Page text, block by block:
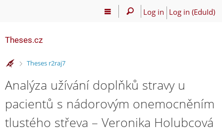
Log in Log in (EduId)
Theses.cz
>
Theses r2raj7
Analýza užívání doplňků stravy u
pacientů s nádorovým onemocněním
tlustého střeva – Veronika Holubcová